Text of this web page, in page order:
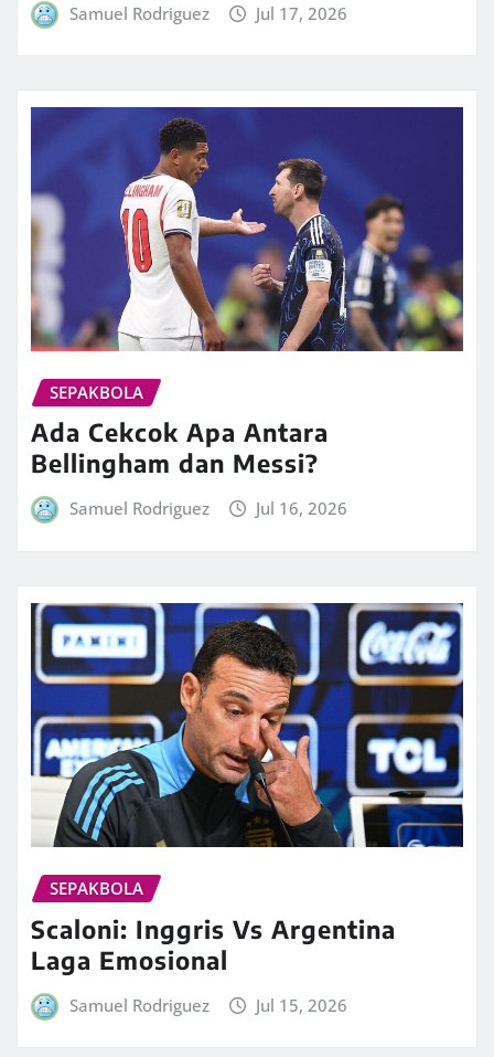
Samuel Rodriguez Jul 17, 2026
SEPAKBOLA
Ada Cekcok Apa Antara
Bellingham dan Messi?
Samuel Rodriguez Jul 16, 2026
SEPAKBOLA
Scaloni: Inggris Vs Argentina
Laga Emosional
Samuel Rodriguez Jul 15, 2026